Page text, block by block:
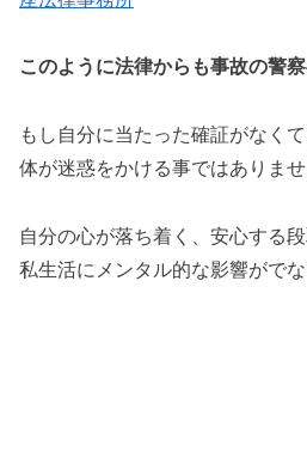
このように法律からも事故の警
もし自分に当たった確証がなく
体が迷惑をかける事ではありませ
自分の心が落ち着く、安心する
私生活にメンタル的な影響がで